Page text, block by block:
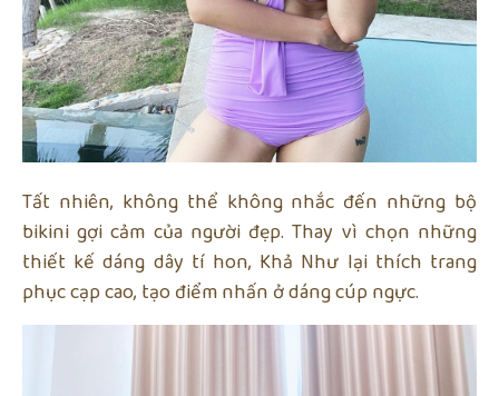
Tất nhiên, không thể không nhắc đến những bộ
bikini gợi cảm của người đẹp. Thay vì chọn những
thiết kế dáng dây tí hon, Khả Như lại thích trang
phục cạp cao, tạo điểm nhấn ở dáng cúp ngực.